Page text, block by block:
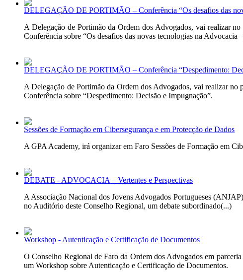
DELEGAÇÃO DE PORTIMÃO – Conferência “Os desafios das
A Delegação de Portimão da Ordem dos Advogados, vai realizar
Conferência sobre “Os desafios das novas tecnologias na Advocacia
DELEGAÇÃO DE PORTIMÃO – Conferência “Despedimento:
A Delegação de Portimão da Ordem dos Advogados, vai realizar
Conferência sobre “Despedimento: Decisão e Impugnação”.
Sessões de Formação em Cibersegurança e em Protecção de Dados
A GPA Academy, irá organizar em Faro Sessões de Formação em
DEBATE - ADVOCACIA – Vertentes e Perspectivas
A Associação Nacional dos Jovens Advogados Portugueses
no Auditório deste Conselho Regional, um debate subordinado(...)
Workshop - Autenticação e Certificação de Documentos
O Conselho Regional de Faro da Ordem dos Advogados em
um Workshop sobre Autenticação e Certificação de Documentos.